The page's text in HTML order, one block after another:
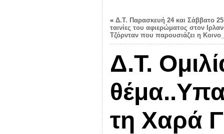
« Δ.Τ. Παρασκευή 24 και Σάββατο
ταινίες του αφιερώματος στον
Τζόρνταν που παρουσιάζει η
Δ.Τ.
τη Χαρά